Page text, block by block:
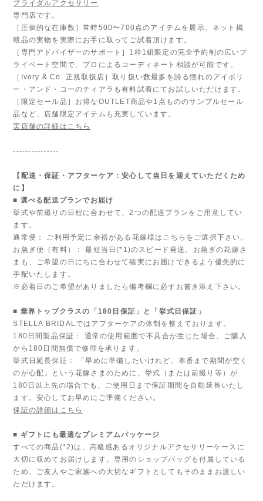
ブライダルアクセサリー
専門店です。
［圧倒的な在庫数］常時500〜700点のアイテムを展示。ネット掲
載品の実物を実際にお手に取ってご試着頂けます。
［専門アドバイザーのサポート］1枠1組限定の完全予約制の広いプ
ライベート空間で、プロによるコーディネート相談が可能です。
［Ivory & Co. 正規取扱店］取り扱い数最多を誇る憧れのアイボリ
ー・アンド・コーのティアラも有料試着にてお試しいただけます。
［限定セール品］お得なOUTLET商品や1点もののサンプルセール
品など、店舗限定アイテムも充実しています。
実店舗の詳細はこちら
---------------
【配送・保証・アフターケア：安心して当日を迎えていただくため
に】
■ 選べる配送プランでお届け
挙式や前撮りの日程に合わせて、2つの配送プランをご用意してい
ます。
通常便： ご利用予定に余裕がある花嫁様はこちらをご選択下さい。
お急ぎ便（有料）： 最短当日(*1)のスピード発送。お急ぎの花嫁さ
まも、ご希望の日にちに合わせて確実にお届けできるよう優先的に
手配いたします。
※必着日のご希望がありましたら備考欄に必ずお書き添え下さい。
■ 業界トップクラスの「180日保証」と「挙式日保証」
STELLA BRIDALではアフターケアの体制を整えております。
180日間製品保証： 通常の使用範囲で不具合が生じた場合、ご購入
から180日間無償で修理を承ります。
挙式日延長保証： 「早めに準備したいけれど、本番まで期間が空く
のが心配」という花嫁さまのために、挙式（または前撮り等）が
180日以上先の場合でも、ご使用日まで保証期間を自動延長いたし
ます。安心してお早めにご準備ください。
保証の詳細はこちら
■ ギフトにも最適なプレミアムパッケージ
すべての商品(*2)は、高級感あるオリジナルアクセサリーケースに
大切に収めてお届けします。専用のショップバッグも付属している
ため、ご友人やご家族への大切なギフトとしてもそのままお渡しい
ただけます。